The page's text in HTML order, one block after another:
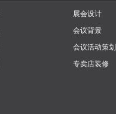
展会设计
会议背景
会议活动策划
专卖店装修